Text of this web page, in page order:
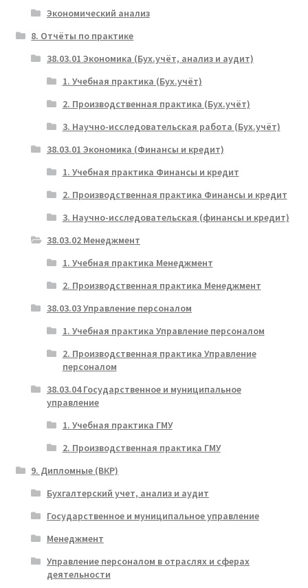
Экономический анализ
8. Отчёты по практике
38.03.01 Экономика (Бух.учёт, анализ и аудит)
1. Учебная практика (Бух.учёт)
2. Производственная практика (Бух.учёт)
3. Научно-исследовательская работа (Бух.учёт)
38.03.01 Экономика (Финансы и кредит)
1. Учебная практика Финансы и кредит
2. Производственная практика Финансы и кредит
3. Научно-исследовательская (финансы и кредит)
38.03.02 Менеджмент
1. Учебная практика Менеджмент
2. Производственная практика Менеджмент
38.03.03 Управление персоналом
1. Учебная практика Управление персоналом
2. Производственная практика Управление
персоналом
38.03.04 Государственное и муниципальное
управление
1. Учебная практика ГМУ
2. Производственная практика ГМУ
9. Дипломные (ВКР)
Бухгалтерский учет, анализ и аудит
Государственное и муниципальное управление
Менеджмент
Управление персоналом в отраслях и сферах
деятельности